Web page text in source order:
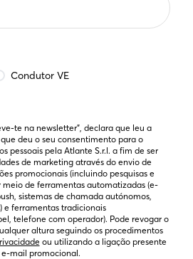
Condutor VE
Ao clicar no botão “Inscreve-te na newsletter”, declara que leu a
deu o seu consentimento para o
pessoais pela Atlante S.r.l. a fim de ser
de marketing através do envio de
promocionais (incluindo pesquisas e
meio de ferramentas automatizadas (e-
sistemas de chamada autónomos,
e ferramentas tradicionais
telefone com operador). Pode revogar o
altura seguindo os procedimentos
ou utilizando a ligação presente
mail promocional.